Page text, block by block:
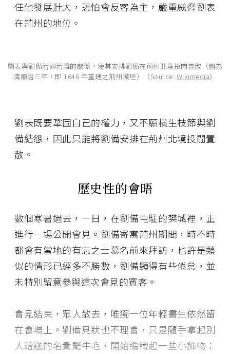
任他發展壯大，恐怕會反客為主，嚴重威脅劉表
在荊州的地位。
劉表與劉備若即若離的關係，使其安排劉備在荊州北境投閒置散（圖為
清順治三年，即 1646 年重建之荊州城垣）（Source: Wikimedia）
劉表既要鞏固自己的權力，又不願橫生枝節與劉
備結怨，因此只能將劉備安排在荊州北境投閒置
散。
歷史性的會晤
數個寒暑過去，一日，在劉備屯駐的樊城裡，正
進行一場公開會見。劉備寄寓荊州期間，時不時
都會有當地的有志之士慕名前來拜訪，也許是類
似的情形已經多不勝數，劉備顯得有些倦怠，並
未特別留意參與這次會見的賓客。
會見結束，眾人散去，唯獨一位年輕書生依然留
在會場上。劉備見狀也不理會，只是隨手拿起別
人贈送的名貴氂牛毛，開始編織起一些小飾物；